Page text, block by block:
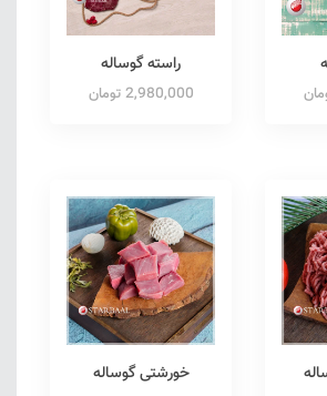
راسته گوساله
2,980,000 تومان
خورشتی گوساله